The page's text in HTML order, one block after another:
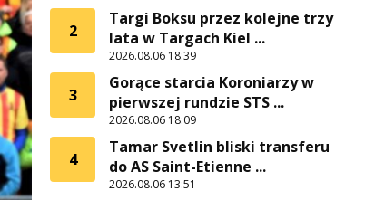
2
Targi Boksu przez kolejne trzy
lata w Targach Kiel ...
2026.08.06 18:39
3
Gorące starcia Koroniarzy w
pierwszej rundzie STS ...
2026.08.06 18:09
4
Tamar Svetlin bliski transferu
do AS Saint-Etienne ...
2026.08.06 13:51